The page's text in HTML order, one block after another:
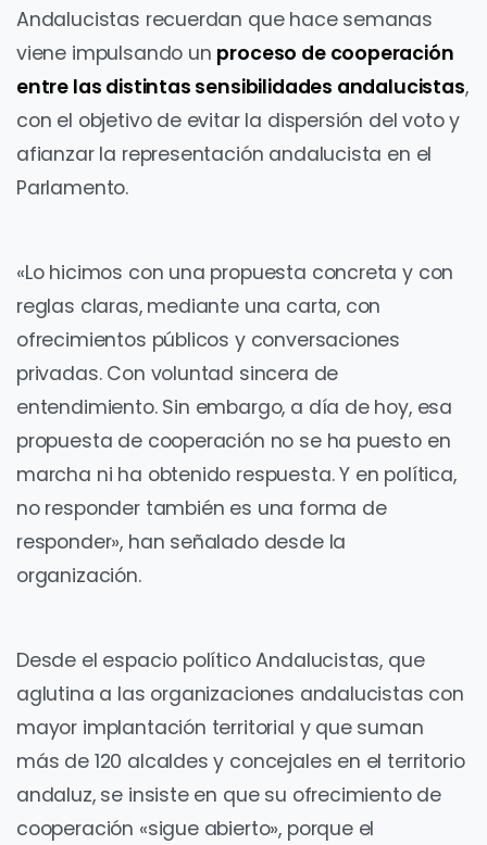
Andalucistas recuerdan que hace semanas
viene impulsando un proceso de cooperación
entre las distintas sensibilidades andalucistas,
con el objetivo de evitar la dispersión del voto y
afianzar la representación andalucista en el
Parlamento.
«Lo hicimos con una propuesta concreta y con
reglas claras, mediante una carta, con
ofrecimientos públicos y conversaciones
privadas. Con voluntad sincera de
entendimiento. Sin embargo, a día de hoy, esa
propuesta de cooperación no se ha puesto en
marcha ni ha obtenido respuesta. Y en política,
no responder también es una forma de
responder», han señalado desde la
organización.
Desde el espacio político Andalucistas, que
aglutina a las organizaciones andalucistas con
mayor implantación territorial y que suman
más de 120 alcaldes y concejales en el territorio
andaluz, se insiste en que su ofrecimiento de
cooperación «sigue abierto», porque el